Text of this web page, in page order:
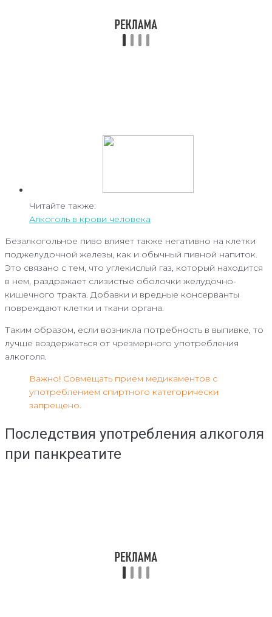
Читайте также:
Алкоголь в крови человека
Безалкогольное пиво влияет также негативно на клетки
поджелудочной железы, как и обычный пивной напиток.
Это связано с тем, что углекислый газ, который находится
в нем, раздражает слизистые оболочки желудочно-
кишечного тракта. Добавки и вредные консерванты
повреждают клетки и ткани органа.
Таким образом, если возникла потребность в выпивке, то
лучше воздержаться от чрезмерного употребления
алкоголя.
Важно! Совмещать прием медикаментов с
употреблением спиртного категорически
запрещено.
Последствия употребления алкоголя
при панкреатите